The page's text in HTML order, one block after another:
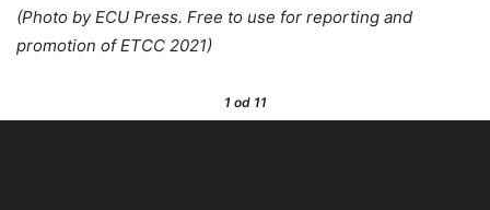
(Photo by ECU Press. Free to use for reporting and
promotion of ETCC 2021)
1od 11